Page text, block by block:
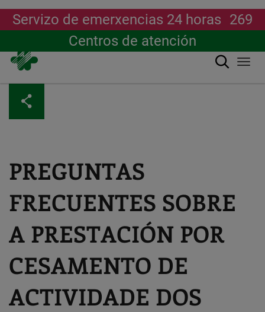
contido
principal
Servizo de emerxencias 24 horas 269
Centros de atención
Buscar
PREGUNTAS
FRECUENTES SOBRE
A PRESTACIÓN POR
CESAMENTO DE
ACTIVIDADE DOS